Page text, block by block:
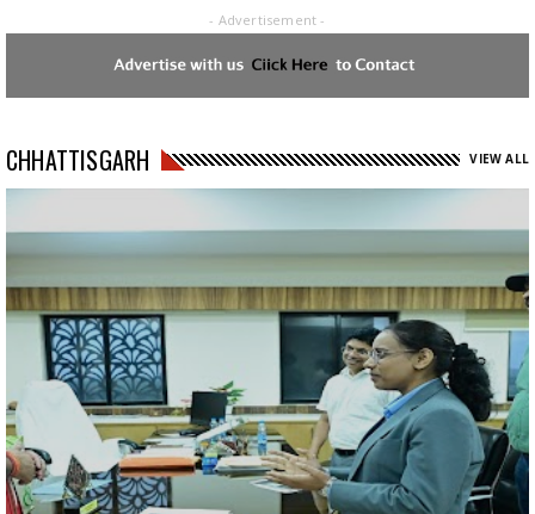
जगदलपुर में पकड़ाया 1 करोड़ का गांजा
रायपुर : स्वेच्छानुदान मद से सुदूर वनांचल स्थित स्वामी आत्मानंद स्कूल, मांझीगुडा को
10 कंप्यूटर प्रदत्त
- Advertisement -
CHHATTISGARH VIEW ALL